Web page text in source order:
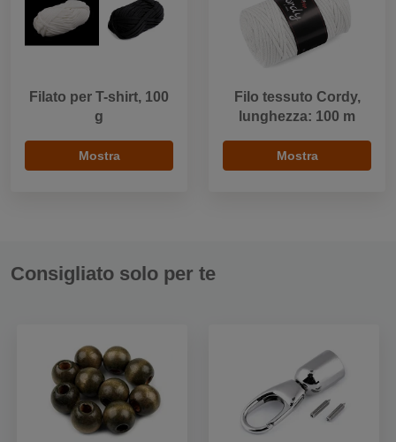
Filato per T-shirt, 100
g
Mostra
Filo tessuto Cordy,
lunghezza: 100 m
Mostra
Consigliato solo per te